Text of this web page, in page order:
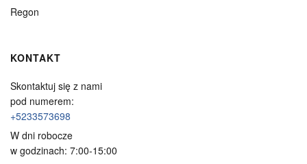
Regon
KONTAKT
Skontaktuj się z nami
pod numerem:
+5233573698
W dni robocze
w godzinach: 7:00-15:00